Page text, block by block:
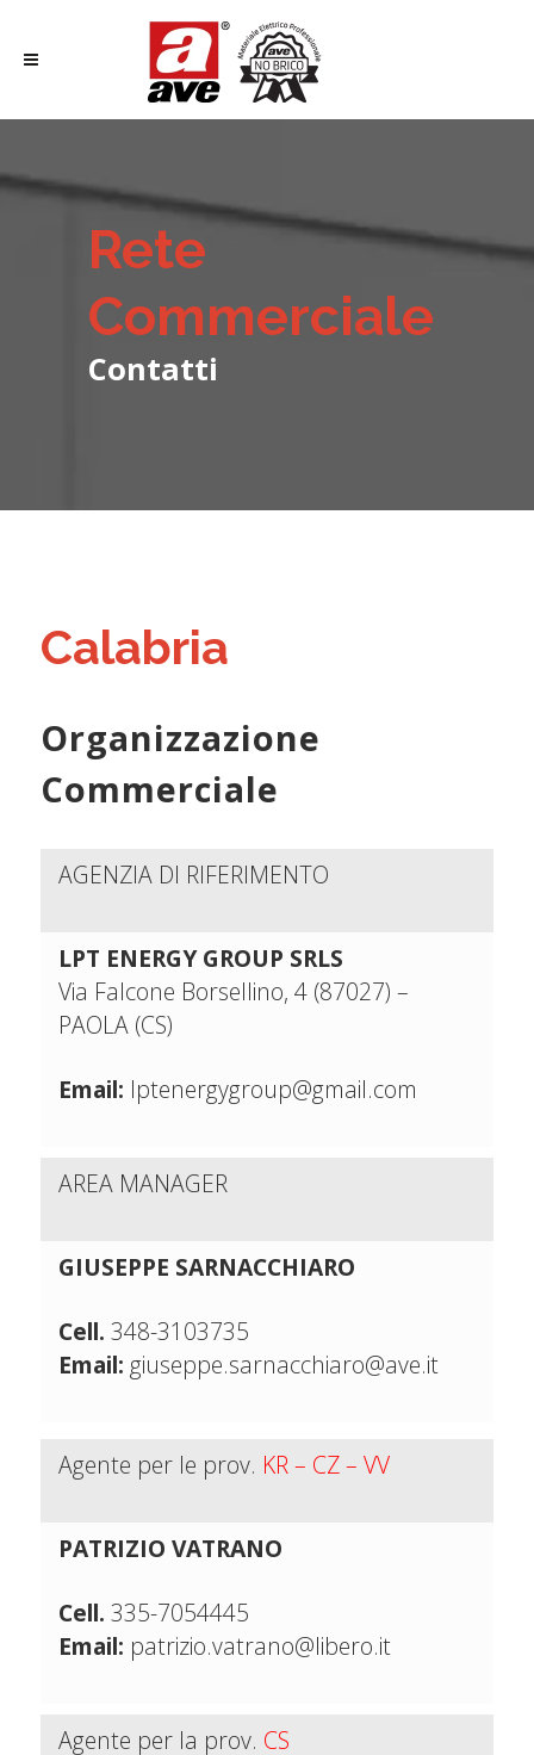
Rete
Commerciale
Contatti
Calabria
Organizzazione
Commerciale
AGENZIA DI RIFERIMENTO
LPT ENERGY GROUP SRLS
Via Falcone Borsellino, 4 (87027) –
PAOLA (CS)
Email: lptenergygroup@gmail.com
AREA MANAGER
GIUSEPPE SARNACCHIARO
Cell. 348-3103735
Email: giuseppe.sarnacchiaro@ave.it
Agente per le prov. KR – CZ – VV
PATRIZIO VATRANO
Cell. 335-7054445
Email: patrizio.vatrano@libero.it
Agente per la prov. CS